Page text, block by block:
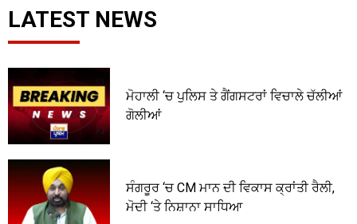
LATEST NEWS
ਮੋਹਾਲੀ ‘ਚ ਪੁਲਿਸ ਤੇ ਗੈਂਗਸਟਰਾਂ ਵਿਚਾਲੇ ਚੱਲੀਆਂ
ਗੋਲੀਆਂ
ਸੰਗਰੂਰ ‘ਚ CM ਮਾਨ ਦੀ ਵਿਕਾਸ ਕ੍ਰਾਂਤੀ ਰੈਲੀ,
ਮੋਦੀ ‘ਤੇ ਨਿਸ਼ਾਨਾ ਸਾਧਿਆ